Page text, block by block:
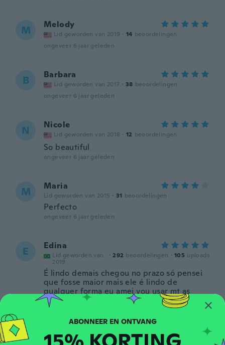
M Melody
Lid geworden van 2019 · 14 beoordelingen
ongeveer 6 jaar geleden
B Barbara
Lid geworden van 2017 · 38 beoordelingen
ongeveer 6 jaar geleden
N Nicole
Lid geworden van 2018 · 12 beoordelingen
So beautiful
ongeveer 6 jaar geleden
M Maria
Lid geworden van 2015 · 31 beoordelingen
Perfecto
ongeveer 6 jaar geleden
E Edina
Lid geworden van
2019
· 292 beoordelingen · 105 uploads
É lindo demais chegou no prazo só pensei
que fosse maior mais ele é lindo de
qualquer forma eu amei vou usar mt as
pedras dele são brilhantes e coloridas
chegou na da prevista obrigada wisch
ongeveer 6 jaar geleden ABONNEER EN ONTVANG